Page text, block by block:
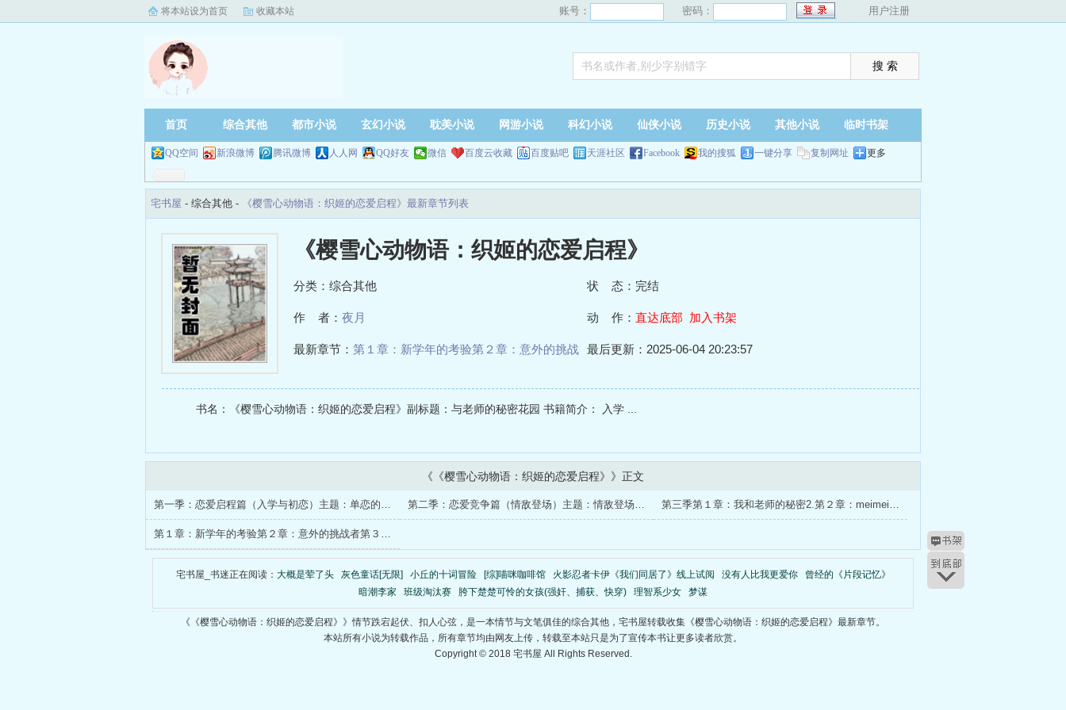
将本站设为首页 收藏本站 账号： 密码： 用户注册
首页 综合其他 都市小说 玄幻小说 耽美小说 网游小说 科幻小说 仙侠小说 历史小说 其他小说 临时书架
QQ空间 新浪微博 腾讯微博 人人网 QQ好友 微信 百度云收藏 百度贴吧 天涯社区 Facebook 我的搜狐 一键分享 复制网址 更多
宅书屋 - 综合其他 - 《樱雪心动物语：织姬的恋爱启程》最新章节列表
《樱雪心动物语：织姬的恋爱启程》
分类：综合其他 状 态：完结
作 者： 夜月 动 作： 直达底部 加入书架
最新章节： 第１章：新学年的考验第２章：意外的挑战
５章：影响力的延续第６章：家庭与事业的平衡第７
章：国际教学交流第８章：心动再起的回忆展第９章：
最后更新：2025-06-04 20:23:57
书名：《樱雪心动物语：织姬的恋爱启程》副标题：与老师的秘密花园 书籍简介： 入学 ...
《《樱雪心动物语：织姬的恋爱启程》》正文
第一季：恋爱启程篇（入学与初恋）主题：单恋的冲动、姐妹支持、老师与学生的距离1.入学式的心动2.D罩杯的决心3.教室外的告白4.被拒绝後的倔强5.我和老师的距离6.meimei的恋爱观7.校园午餐邂逅8.私下 第二季：恋爱竞争篇（情敌登场）主题：情敌登场、情感自省、自信崩解与重建1.新学期的转学生2.情敌是大学实习老师！？3.双人补课时间4.诗音也恋爱了？5.偷偷尾随老师6.校外旅行事件7.情敌的甜蜜攻势8 第三季第１章：我和老师的秘密2.第２章：meimei知道了！？3.第３章：校规违反与危机4.第４章：伪装的远距离关系5.第５章：璃夜也恋爱了6.第６章：初吻的重现大学版7.第７章：教师节的趣味教案8.第８章：
第１章：新学年的考验第２章：意外的挑战者第３章：师生联合研习第４章：挑战与成长的考验第５章：影响力的延续第６章：家庭与事业的平衡第７章：国际教学交流第８章：心动再起的回忆展第９章：教育之路的永续经营第
宅书屋_书迷正在阅读： 大概是荤了头 灰色童话[无限] 小丘的十词冒险 [综]喵咪咖啡馆 火影忍者卡伊《我们同居了》线上试阅 没有人比我更爱你
曾经的《片段记忆》
暗潮李家
班级淘汰赛 胯下楚楚可怜的女孩(强奸、捕获、快穿) 理智系少女 梦谋
《《樱雪心动物语：织姬的恋爱启程》》情节跌宕起伏、扣人心弦，是一本情节与文笔俱佳的综合其他，宅书屋转载收集《樱雪心动物语：织姬的恋爱启程》最新章节。
本站所有小说为转载作品，所有章节均由网友上传，转载至本站只是为了宣传本书让更多读者欣赏。
Copyright © 2018 宅书屋 All Rights Reserved.